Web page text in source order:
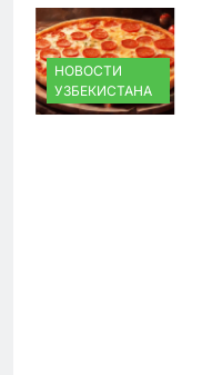
НОВОСТИ
УЗБЕКИСТАНА